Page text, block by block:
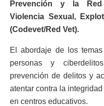
Prevención y la
Violencia Sexual,
(Codevet/Red Vet).
El abordaje de los
personas y
prevención de delitos y
atentar contra la
en centros educativos.